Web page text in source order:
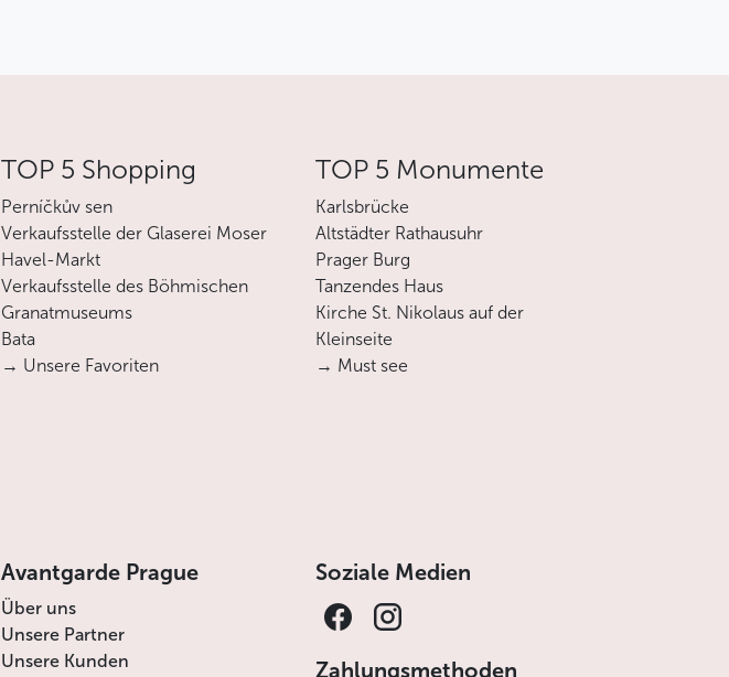
TOP 5 Shopping
Perníčkův sen
Verkaufsstelle der Glaserei Moser
Havel-Markt
Verkaufsstelle des Böhmischen
Granatmuseums
Bata
→ Unsere Favoriten
TOP 5 Monumente
Karlsbrücke
Altstädter Rathausuhr
Prager Burg
Tanzendes Haus
Kirche St. Nikolaus auf der
Kleinseite
→ Must see
Avantgarde Prague
Über uns
Unsere Partner
Unsere Kunden
Soziale Medien
Zahlungsmethoden